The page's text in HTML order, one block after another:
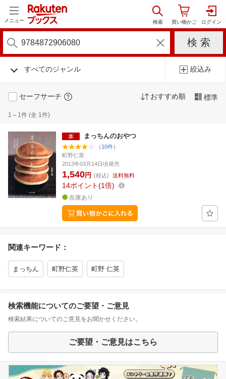
メニュー
すべてのジャンル 絞込み
セーフサーチ おすすめ順 標準
1～1件 (全 1件)
まっちんのおやつ
（10件）
町野仁英
2013年03月14日頃発売
1,540円 (税込) 送料無料
14ポイント 1倍
在庫あり
関連キーワード：
まっちん 町野仁英 町野 仁英
検索機能についてのご要望・ご意見
検索結果についてのご意見をお聞かせください。
ご要望・ご意見はこちら